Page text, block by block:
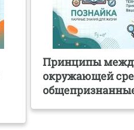
Принципы
окружающей